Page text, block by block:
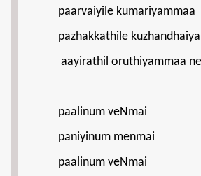
paarvaiyile kumariyammaa
pazhakkathile
aayirathil oruthiyammaa
paalinum veNmai
paniyinum menmai
paalinum veNmai